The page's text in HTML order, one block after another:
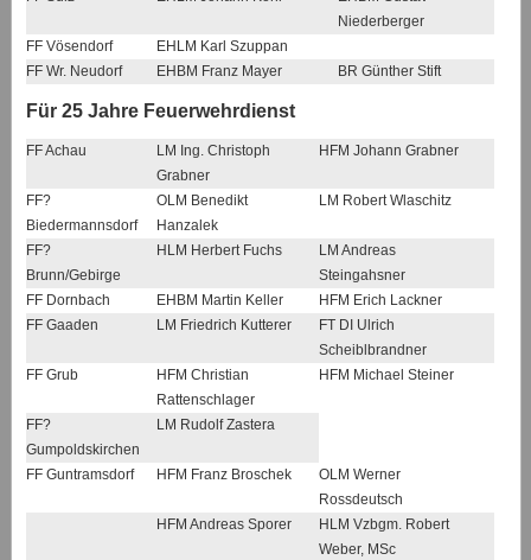
Niederberger
FF Vösendorf
EHLM Karl Szuppan
FF Wr. Neudorf
EHBM Franz Mayer BR Günther Stift
Für 25 Jahre Feuerwehrdienst
FF Achau
LM Ing. Christoph
Grabner
HFM Johann Grabner
FF?
Biedermannsdorf
OLM Benedikt
Hanzalek
LM Robert Wlaschitz
FF?
Brunn/Gebirge
HLM Herbert Fuchs
LM Andreas
Steingahsner
FF Dornbach
EHBM Martin Keller
HFM Erich Lackner
FF Gaaden
LM Friedrich Kutterer
FT DI Ulrich
Scheiblbrandner
FF Grub
HFM Christian
Rattenschlager
HFM Michael Steiner
FF?
Gumpoldskirchen
LM Rudolf Zastera
FF Guntramsdorf HFM Franz Broschek
OLM Werner
Rossdeutsch
HFM Andreas Sporer
HLM Vzbgm. Robert
Weber, MSc